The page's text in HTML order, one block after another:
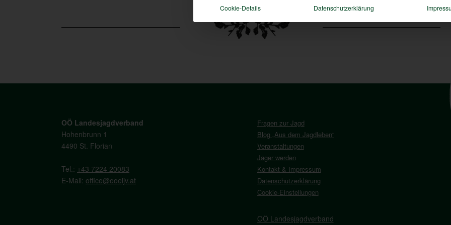
OÖ Landesjagdverband
Hohenbrunn 1
4490 St. Florian
Tel.: +43 7224 20083
E-Mail: office@ooeljv.at
Fragen zur Jagd
Blog „Aus dem Jagdleben“
Veranstaltungen
Jäger werden
Kontakt & Impressum
Datenschutzerklärung
Cookie-Einstellungen
OÖ Landesjagdverband
Cookie-Details Datenschutzerklärung